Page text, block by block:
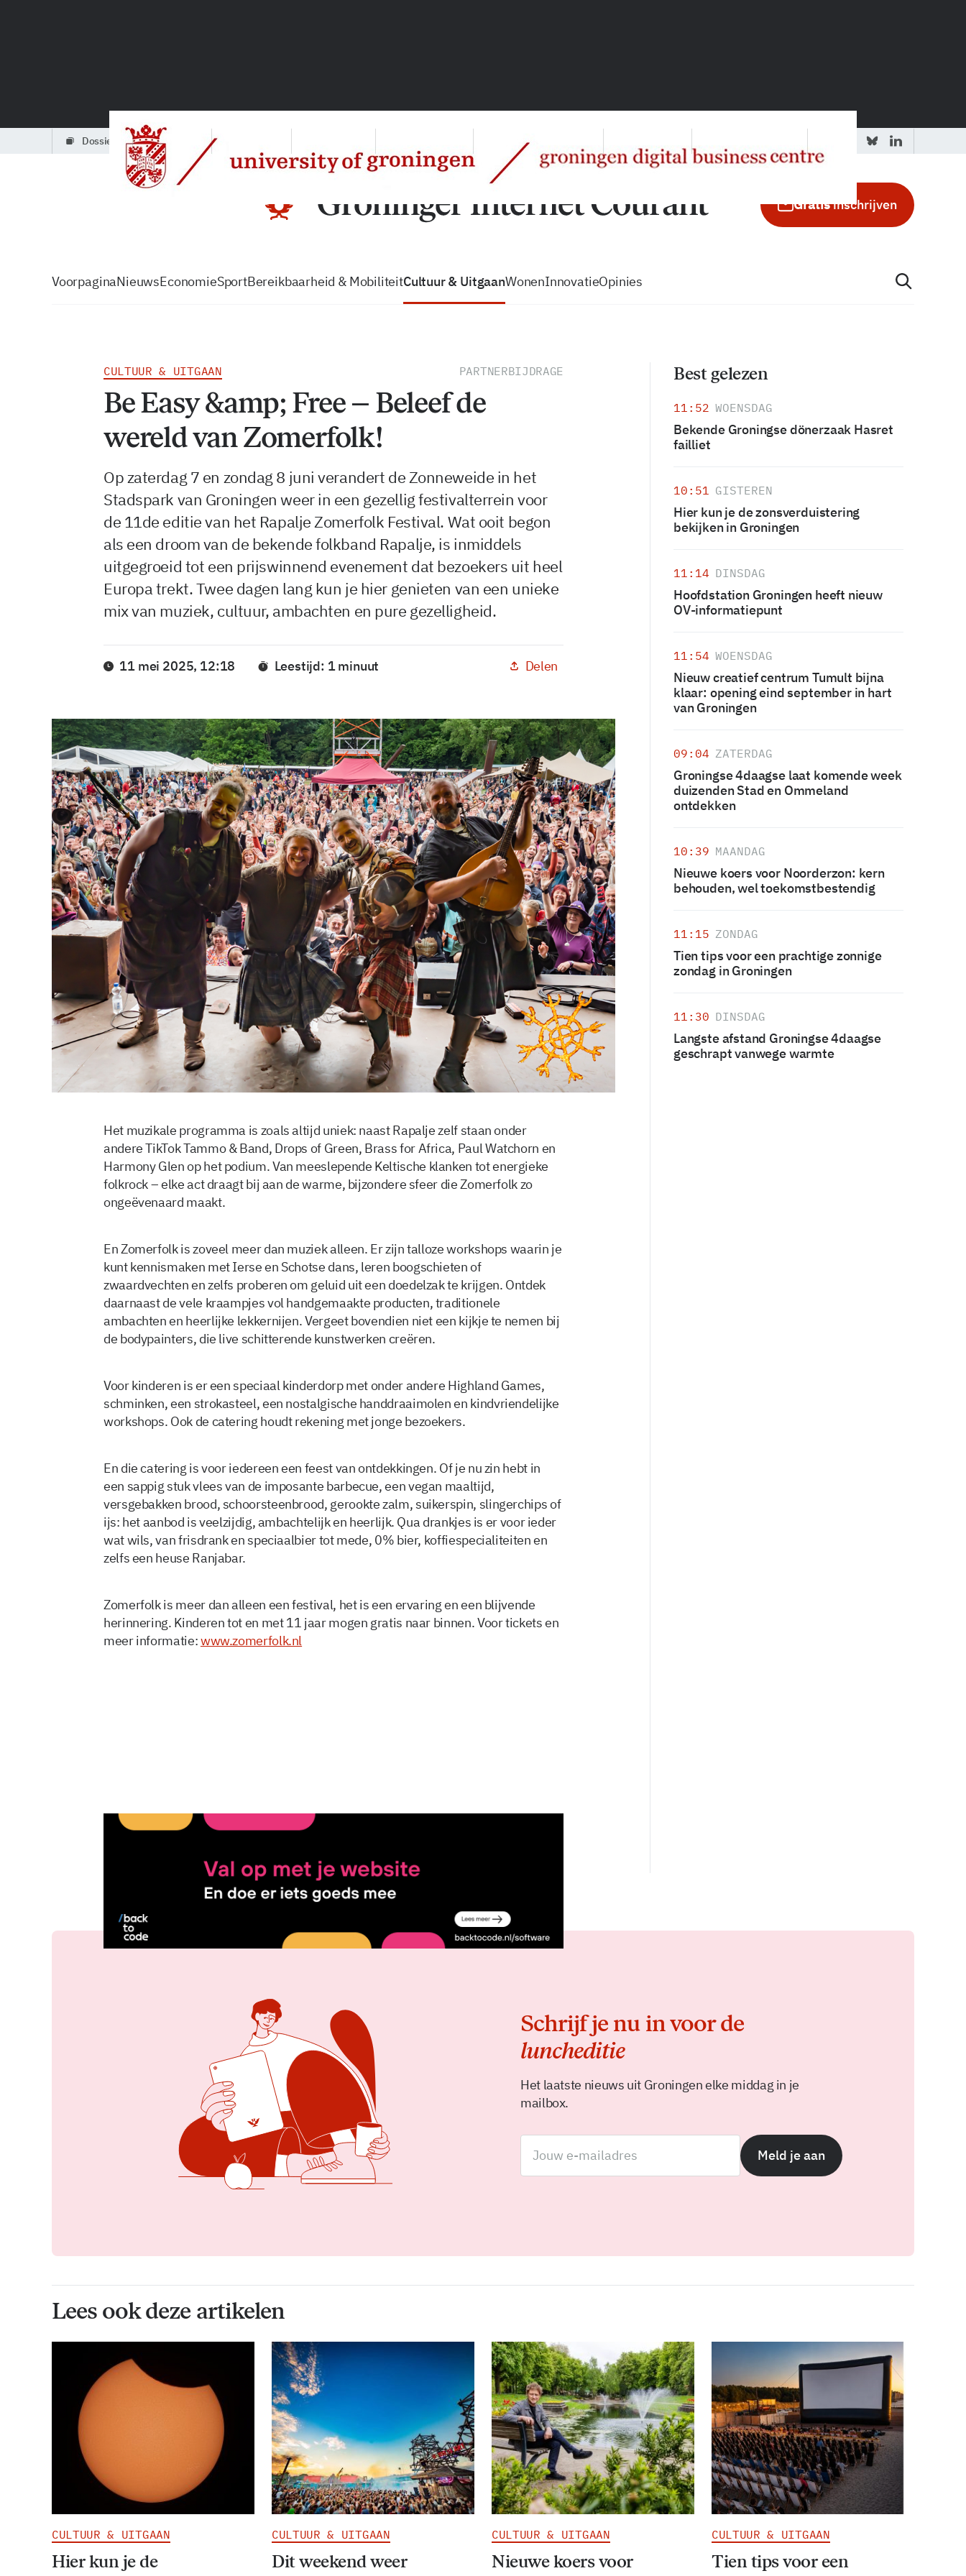
dossiers
Gratisinschrijven
VoorpaginaNieuwsEconomieSportBereikbaarheid & MobiliteitCultuur & UitgaanWonenInnovatieOpinies
CULTUUR & UITGAAN PARTNERBIJDRAGE
Be Easy &amp; Free – Beleef de
wereld van Zomerfolk!
Op zaterdag 7 en zondag 8 juni verandert de Zonneweide in het
Stadspark van Groningen weer in een gezellig festivalterrein voor
de 11de editie van het Rapalje Zomerfolk Festival. Wat ooit begon
als een droom van de bekende folkband Rapalje, is inmiddels
uitgegroeid tot een prijswinnend evenement dat bezoekers uit heel
Europa trekt. Twee dagen lang kun je hier genieten van een unieke
mix van muziek, cultuur, ambachten en pure gezelligheid.
11 mei 2025, 12:18 Leestijd: 1 minuut Delen
Het muzikale programma is zoals altijd uniek: naast Rapalje zelf staan onder
andere TikTok Tammo & Band, Drops of Green, Brass for Africa, Paul Watchorn en
Harmony Glen op het podium. Van meeslepende Keltische klanken tot energieke
folkrock – elke act draagt bij aan de warme, bijzondere sfeer die Zomerfolk zo
ongeëvenaard maakt.
En Zomerfolk is zoveel meer dan muziek alleen. Er zijn talloze workshops waarin je
kunt kennismaken met Ierse en Schotse dans, leren boogschieten of
zwaardvechten en zelfs proberen om geluid uit een doedelzak te krijgen. Ontdek
daarnaast de vele kraampjes vol handgemaakte producten, traditionele
ambachten en heerlijke lekkernijen. Vergeet bovendien niet een kijkje te nemen bij
de bodypainters, die live schitterende kunstwerken creëren.
Voor kinderen is er een speciaal kinderdorp met onder andere Highland Games,
schminken, een strokasteel, een nostalgische handdraaimolen en kindvriendelijke
workshops. Ook de catering houdt rekening met jonge bezoekers.
En die catering is voor iedereen een feest van ontdekkingen. Of je nu zin hebt in
een sappig stuk vlees van de imposante barbecue, een vegan maaltijd,
versgebakken brood, schoorsteenbrood, gerookte zalm, suikerspin, slingerchips of
ijs: het aanbod is veelzijdig, ambachtelijk en heerlijk. Qua drankjes is er voor ieder
wat wils, van frisdrank en speciaalbier tot mede, 0% bier, koffiespecialiteiten en
zelfs een heuse Ranjabar.
Zomerfolk is meer dan alleen een festival, het is een ervaring en een blijvende
herinnering. Kinderen tot en met 11 jaar mogen gratis naar binnen. Voor tickets en
meer informatie:www.zomerfolk.nl
11 mei 2025, 12:18
Best gelezen
11:52 WOENSDAG
Bekende Groningse dönerzaak Hasret
failliet
10:51 GISTEREN
Hier kun je de zonsverduistering
bekijken in Groningen
11:14 DINSDAG
Hoofdstation Groningen heeft nieuw
OV-informatiepunt
11:54 WOENSDAG
Nieuw creatief centrum Tumult bijna
klaar: opening eind september in hart
van Groningen
09:04 ZATERDAG
Groningse 4daagse laat komende week
duizenden Stad en Ommeland
ontdekken
10:39 MAANDAG
Nieuwe koers voor Noorderzon: kern
behouden, wel toekomstbestendig
11:15 ZONDAG
Tien tips voor een prachtige zonnige
zondag in Groningen
11:30 DINSDAG
Langste afstand Groningse 4daagse
geschrapt vanwege warmte
Schrijf je nu in voor de
luncheditie
Het laatste nieuws uit Groningen elke middag in je
mailbox.
Meld je aan
Lees ook deze artikelen
CULTUUR & UITGAAN
Hier kun je de
CULTUUR & UITGAAN
Dit weekend weer
CULTUUR & UITGAAN
Nieuwe koers voor
CULTUUR & UITGAAN
Tien tips voor een